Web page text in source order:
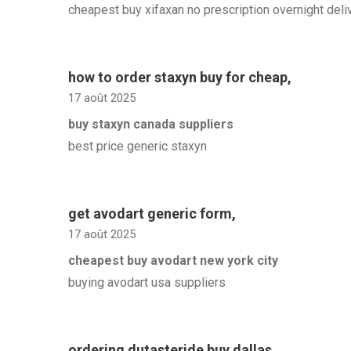
cheapest buy xifaxan no prescription overnight
how to order staxyn buy for cheap,
17 août 2025
buy staxyn canada suppliers
best price generic staxyn
get avodart generic form,
17 août 2025
cheapest buy avodart new york city
buying avodart usa suppliers